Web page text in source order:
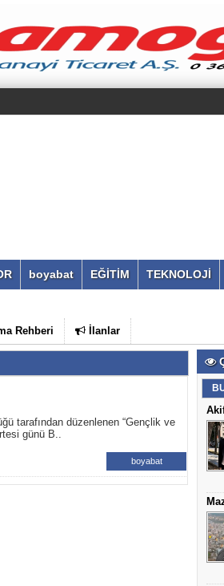
boyabat EĞİTİM TEKNOLOJİ
Rehberi İlanlar
tarafından düzenlenen “Gençlik ve
günü B..
boyabat